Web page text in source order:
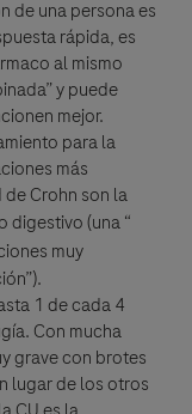
de una persona es
rápida, es
al mismo
y puede
mejor.
para la
más
Crohn son la
digestivo (una “
muy
1 de cada 4
Con mucha
grave con brotes
lugar de los otros